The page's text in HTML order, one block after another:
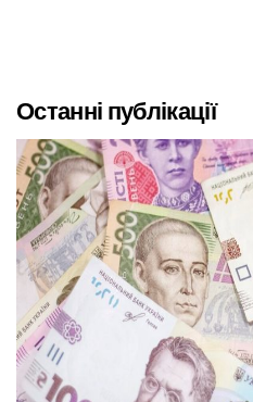
Останні публікації